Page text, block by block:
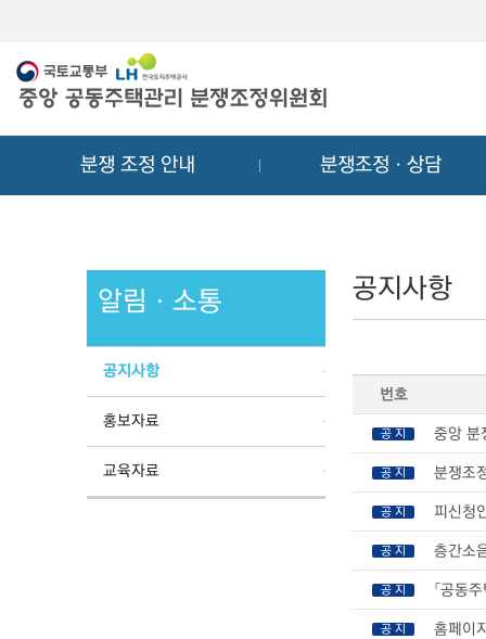
분쟁 조정 안내 분쟁조정ㆍ상담
알림ㆍ소통
공지사항
홍보자료
교육자료
공지사항
번호
공 지 중앙 분
공 지 분쟁조
공 지 피신청
공 지 층간소
공 지 「공동
공 지 홈페이